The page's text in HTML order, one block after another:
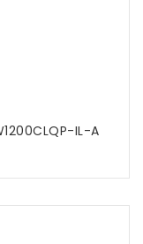
IL-A